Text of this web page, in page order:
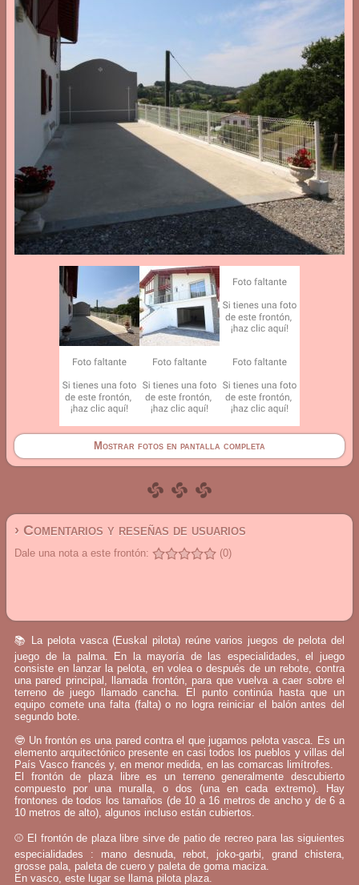
Mostrar fotos en pantalla completa
› Comentarios y reseñas de usuarios
Dale una nota a este frontón: (0)
📚 La pelota vasca (Euskal pilota) reúne varios juegos de pelota del
juego de la palma. En la mayoría de las especialidades, el juego
consiste en lanzar la pelota, en volea o después de un rebote, contra
una pared principal, llamada frontón, para que vuelva a caer sobre el
terreno de juego llamado cancha. El punto continúa hasta que un
equipo comete una falta (falta) o no logra reiniciar el balón antes del
segundo bote.
🤓 Un frontón es una pared contra el que jugamos pelota vasca. Es un
elemento arquitectónico presente en casi todos los pueblos y villas del
País Vasco francés y, en menor medida, en las comarcas limítrofes.
El frontón de plaza libre es un terreno generalmente descubierto
compuesto por una muralla, o dos (una en cada extremo). Hay
frontones de todos los tamaños (de 10 a 16 metros de ancho y de 6 a
10 metros de alto), algunos incluso están cubiertos.
⚾ El frontón de plaza libre sirve de patio de recreo para las siguientes
especialidades : mano desnuda, rebot, joko-garbi, grand chistera,
grosse pala, paleta de cuero y paleta de goma maciza.
En vasco, este lugar se llama pilota plaza.